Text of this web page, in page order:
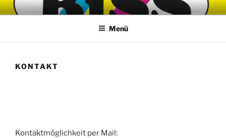
Zum
Inhalt
Menü
KONTAKT
Kontaktmöglichkeit per Mail: